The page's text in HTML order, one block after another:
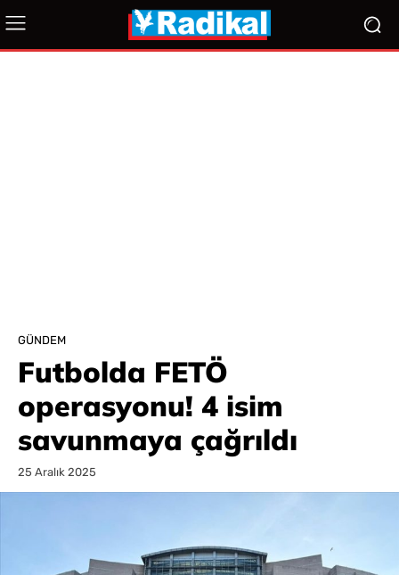
GÜNDEM
Futbolda FETÖ
operasyonu! 4 isim
savunmaya çağrıldı
25 Aralık 2025